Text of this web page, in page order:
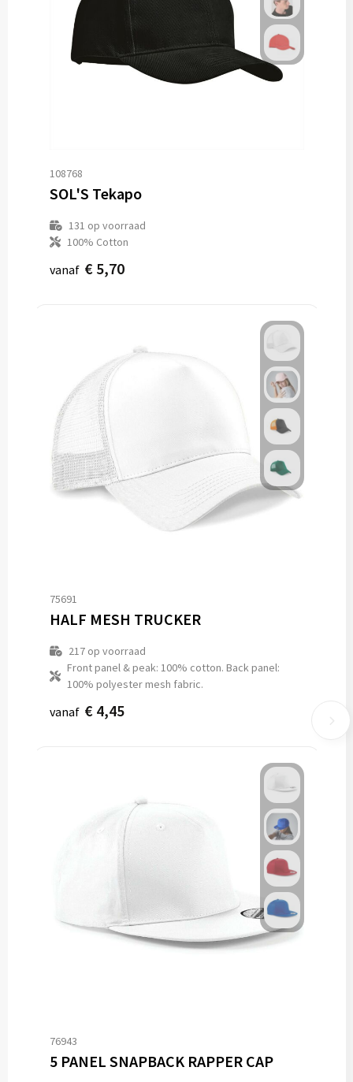
108768
SOL'S Tekapo
131 op voorraad
100% Cotton
vanaf € 5,70
75691
HALF MESH TRUCKER
217op voorraad
Front panel & peak: 100% cotton. Back panel:
100% polyester mesh fabric.
vanaf € 4,45
76943
5 PANEL SNAPBACK RAPPER CAP